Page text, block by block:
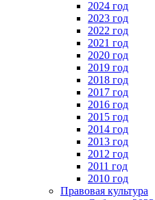
2024 год
2023 год
2022 год
2021 год
2020 год
2019 год
2018 год
2017 год
2016 год
2015 год
2014 год
2013 год
2012 год
2011 год
2010 год
Правовая культура